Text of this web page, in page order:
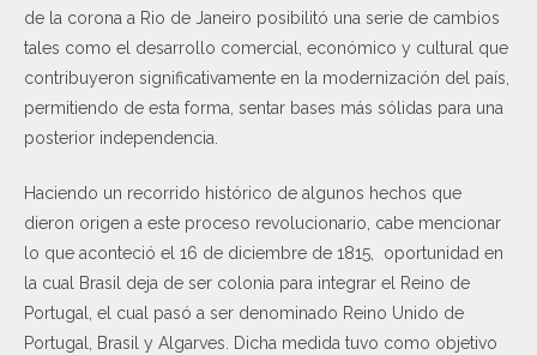
de la corona a Rio de Janeiro posibilitó una serie de cambios
tales como el desarrollo comercial, económico y cultural que
contribuyeron significativamente en la modernización del país,
permitiendo de esta forma, sentar bases más sólidas para una
posterior independencia.
Haciendo un recorrido histórico de algunos hechos que
dieron origen a este proceso revolucionario, cabe mencionar
lo que aconteció el 16 de diciembre de 1815, oportunidad en
la cual Brasil deja de ser colonia para integrar el Reino de
Portugal, el cual pasó a ser denominado Reino Unido de
Portugal, Brasil y Algarves. Dicha medida tuvo como objetivo